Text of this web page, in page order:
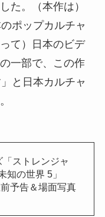
た。（本作は）
ポップカルチャ
て）日本のビデ
一部で、この作
と日本カルチャ
ストレンジャ
知の世界 5」
予告＆場面写真